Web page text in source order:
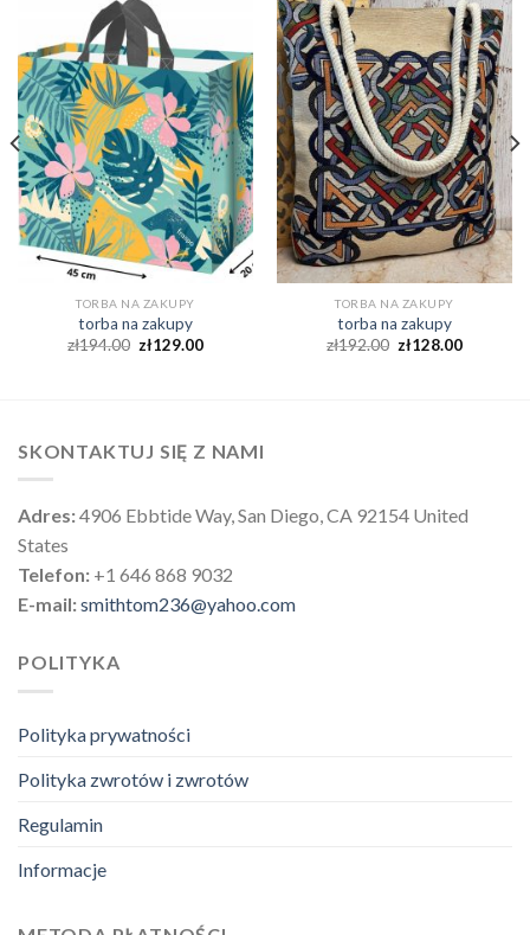
TORBA NA ZAKUPY
torba na zakupy
zł194.00 zł129.00
TORBA NA ZAKUPY
torba na zakupy
zł192.00 zł128.00
SKONTAKTUJ SIĘ Z NAMI
Adres:4906 Ebbtide Way, San Diego, CA 92154 United
States
Telefon: +1 646 868 9032
E-mail:smithtom236@yahoo.com
POLITYKA
Polityka prywatności
Polityka zwrotów i zwrotów
Regulamin
Informacje